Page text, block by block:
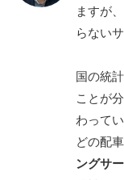
ますが
らない
国の統
ことが
わって
どの配
ングサ